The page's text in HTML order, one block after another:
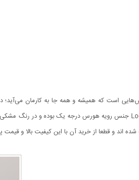
است که همیشه و همه جا به کار‌مان می‌آید؛